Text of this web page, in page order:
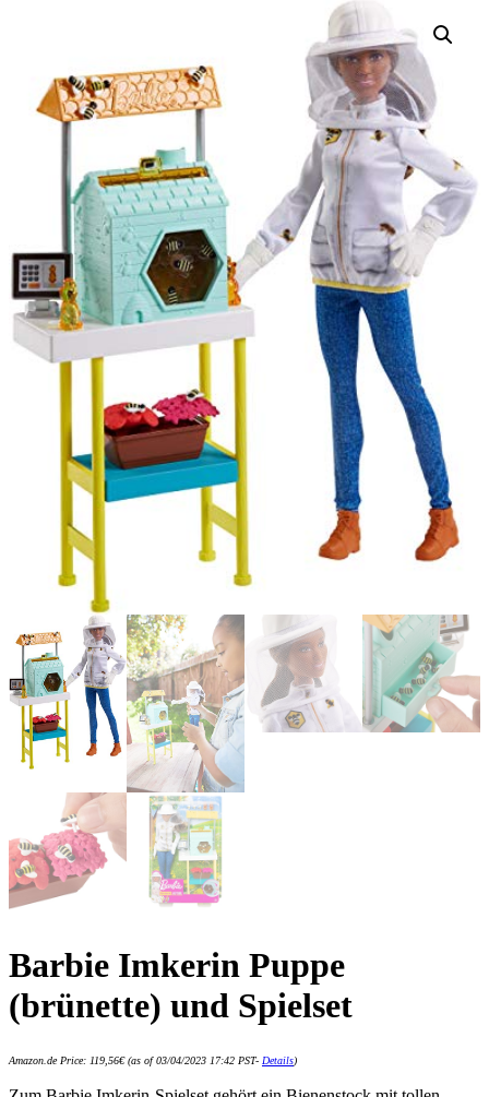
Barbie Imkerin Puppe
(brünette) und Spielset
Amazon.de Price: 119,56€(as of 03/04/2023 17:42 PST- Details)